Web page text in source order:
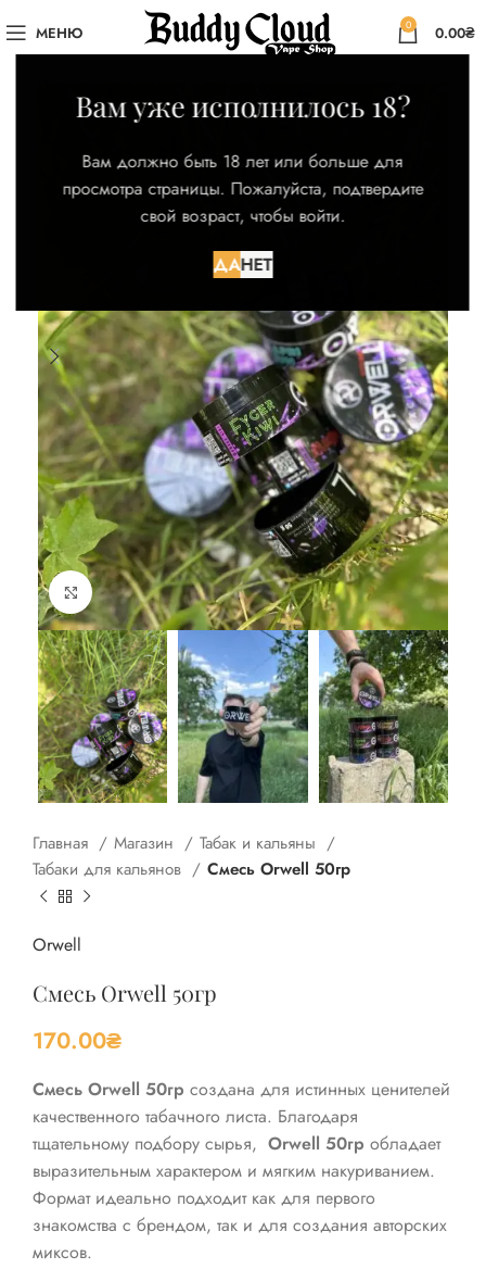
Вам уже исполнилось 18?
Вам должно быть 18 лет или больше для
просмотра страницы. Пожалуйста, подтвердите
свой возраст, чтобы войти.
ДАНЕТ
МЕНЮ 0 0.00₴
Нажмите для увеличения
Главная Магазин
Табак и кальяны
Табаки для кальянов
Смесь Orwell 50гр
Orwell
Смесь Orwell 50гр
170.00₴
Смесь Orwell 50гр создана для истинных ценителей
качественного табачного листа. Благодаря
тщательному подбору сырья, Orwell 50гр обладает
выразительным характером и мягким накуриванием.
Формат идеально подходит как для первого
знакомства с брендом, так и для создания авторских
миксов.